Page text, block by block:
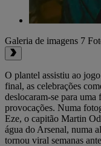
Galeria de imagens 7
O plantel assistiu ao
final, as celebrações
deslocaram-se para uma
provocações. Numa
Eze, o capitão Martin
água do Arsenal, numa
tornou viral semanas